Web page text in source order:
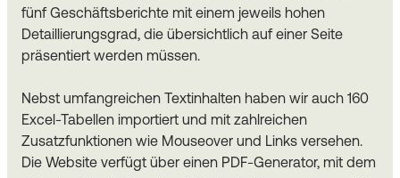
fünf Geschäftsberichte mit einem jeweils hohen
Detaillierungsgrad, die übersichtlich auf einer Seite
präsentiert werden müssen.
Nebst umfangreichen Textinhalten haben wir auch 160
Excel-Tabellen importiert und mit zahlreichen
Zusatzfunktionen wie Mouseover und Links versehen.
Die Website verfügt über einen PDF-Generator, mit dem